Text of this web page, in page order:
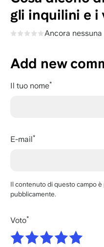
gli inquilini e i
Ancora
Add new
Il tuo nome
E-mail
Il contenuto di questo campo
pubblicamente.
Voto